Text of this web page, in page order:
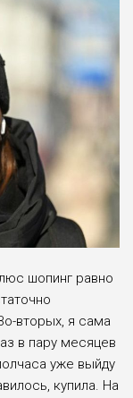
шопинг равно
вторых, я сама
в пару месяцев
уже выйду
купила. На